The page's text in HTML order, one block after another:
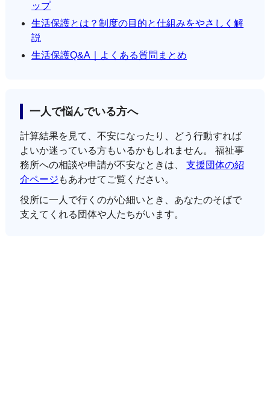
ップ
生活保護とは？制度の目的と仕組みをやさしく解
説
生活保護Q&A｜よくある質問まとめ
一人で悩んでいる方へ
計算結果を見て、不安になったり、どう行動すれば
よいか迷っている方もいるかもしれません。 福祉事
務所への相談や申請が不安なときは、 支援団体の紹
介ページ もあわせてご覧ください。
役所に一人で行くのが心細いとき、あなたのそばで
支えてくれる団体や人たちがいます。